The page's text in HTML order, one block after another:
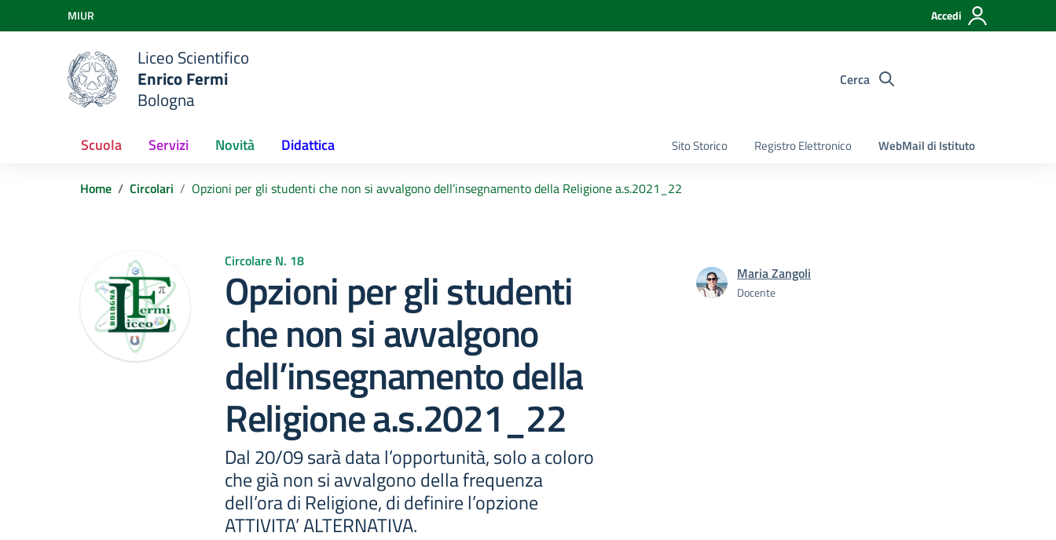
Vai ai contenuti
Vai al menu di navigazione
Vai al footer
MIUR Accedi
Liceo Scientifico
Enrico Fermi
Bologna
Cerca
Sito Storico Registro Elettronico WebMail di Istituto
Scuola Servizi Novità Didattica
Home Circolari Opzioni per gli studenti che non si avvalgono dell’insegnamento della Religione a.s.2021_22
Circolare N. 18
Opzioni per gli studenti
che non si avvalgono
dell’insegnamento della
Religione a.s.2021_22
Dal 20/09 sarà data l’opportunità, solo a coloro
che già non si avvalgono della frequenza
dell’ora di Religione, di definire l’opzione
ATTIVITA’ ALTERNATIVA.
Maria Zangoli
Docente